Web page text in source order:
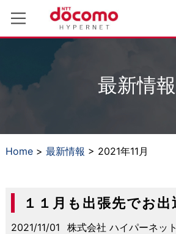
最新情報
Home> 最新情報 > 2021年11月
１１月も出張先でお出
2021/11/01 株式会社 ハイパーネット